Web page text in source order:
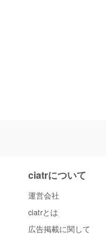
ciatrについて
運営会社
ciatrとは
広告掲載に関して